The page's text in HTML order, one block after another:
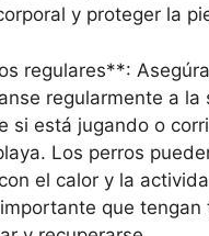
y proteger la
regulares**:
regularmente a la
si está jugando o
Los perros
el calor y la
que tengan